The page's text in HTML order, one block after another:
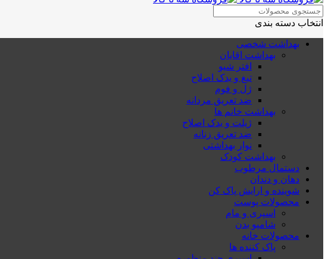
انتخاب دسته بندی
بهداشت شخصی
بهداشت اقایان
افتر شیو
تیغ و یدک اصلاح
ژل و فوم
ضد تعریق مردانه
بهداشت خانم ها
ژیلت و یدک اصلاح
ضد تعریق زنانه
نوار بهداشتی
بهداشت کودک
دستمال مرطوب
دهان و دندان
شوینده و ارایش پاک کن
محصولات پوست
اسپری و مام
شامپو بدن
محصولات خانه
پاک کننده ها